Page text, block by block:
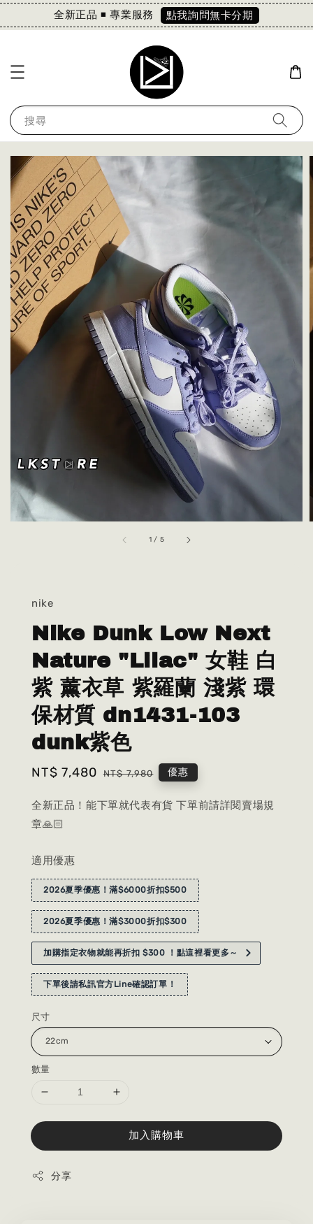
全新正品 ◾️ 專業服務 點我詢問無卡分期
搜尋
1 / 5
nike
Nike Dunk Low Next
Nature "Lilac" 女鞋 白
紫 薰衣草 紫羅蘭 淺紫 環
保材質 dn1431-103
dunk紫色
Sale
NT$ 7,480 Regular
NT$ 7,980 優惠
全新正品！能下單就代表有貨 下單前請詳閱賣場規
章🙏🏻
適用優惠
2026夏季優惠！滿$6000折扣$500
2026夏季優惠！滿$3000折扣$300
加購指定衣物就能再折扣 $300 ！點這裡看更多～
下單後請私訊官方Line確認訂單！
尺寸
數量
加入購物車
分享